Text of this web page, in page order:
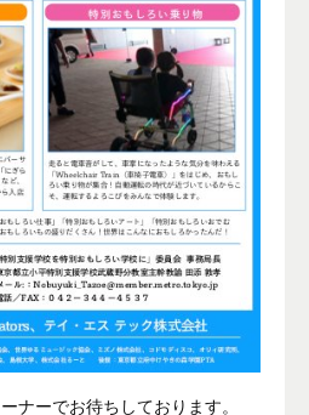
ナーでお待ちしております。